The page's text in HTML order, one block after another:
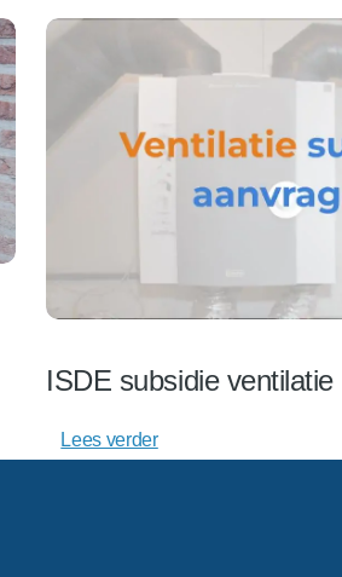
ISDE subsidie ventilatie
Lees verder